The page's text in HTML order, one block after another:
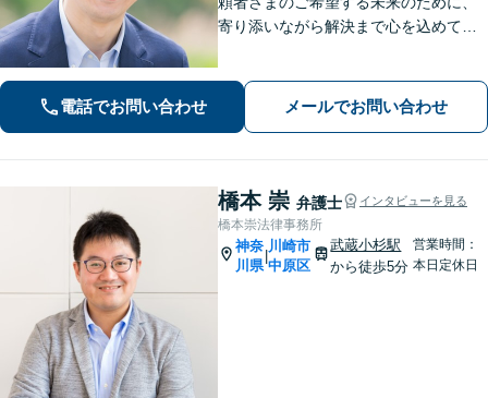
寄り添いながら解決まで心を込めて対
停など離婚問題／相続・遺言も対応
【新横浜1分】
電話でお問い合わせ メールでお問い合わせ
橋本 崇 弁護士 インタビューを見る
橋本崇法律事務所
神奈
川県
|
川崎市
中原区
武蔵小杉駅
から徒歩5分
営業時間：
本日定休日